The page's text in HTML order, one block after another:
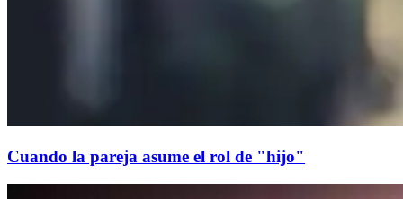
Cuando la pareja asume el rol de "hijo"